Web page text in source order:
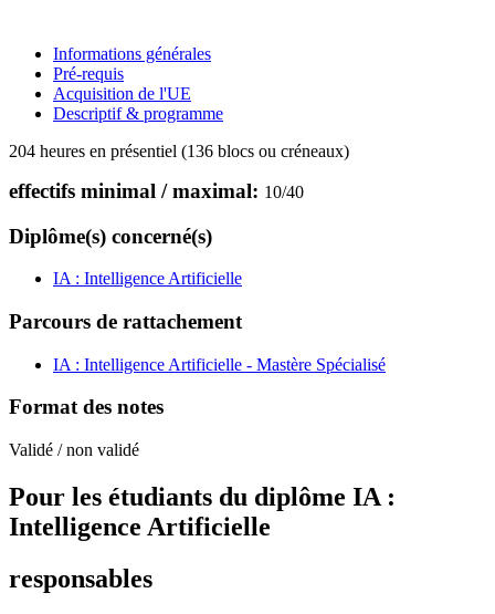
Informations générales
Pré-requis
Acquisition de l'UE
Descriptif & programme
204 heures en présentiel (136 blocs ou créneaux)
effectifs minimal / maximal: 10/40
Diplôme(s) concerné(s)
IA : Intelligence Artificielle
Parcours de rattachement
IA : Intelligence Artificielle - Mastère Spécialisé
Format des notes
Validé / non validé
Pour les étudiants du diplôme IA :
Intelligence Artificielle
responsables